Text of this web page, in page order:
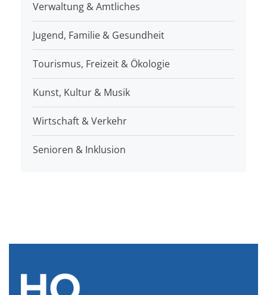
Verwaltung & Amtliches
Jugend, Familie & Gesundheit
Tourismus, Freizeit & Ökologie
Kunst, Kultur & Musik
Wirtschaft & Verkehr
Senioren & Inklusion